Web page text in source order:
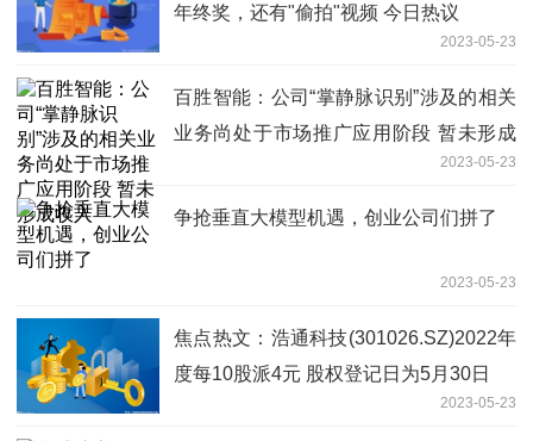
年终奖，还有"偷拍"视频 今日热议
2023-05-23
百胜智能：公司“掌静脉识别”涉及的相关
业务尚处于市场推广应用阶段 暂未形成
2023-05-23
争抢垂直大模型机遇，创业公司们拼了
2023-05-23
焦点热文：浩通科技(301026.SZ)2022年
度每10股派4元 股权登记日为5月30日
2023-05-23